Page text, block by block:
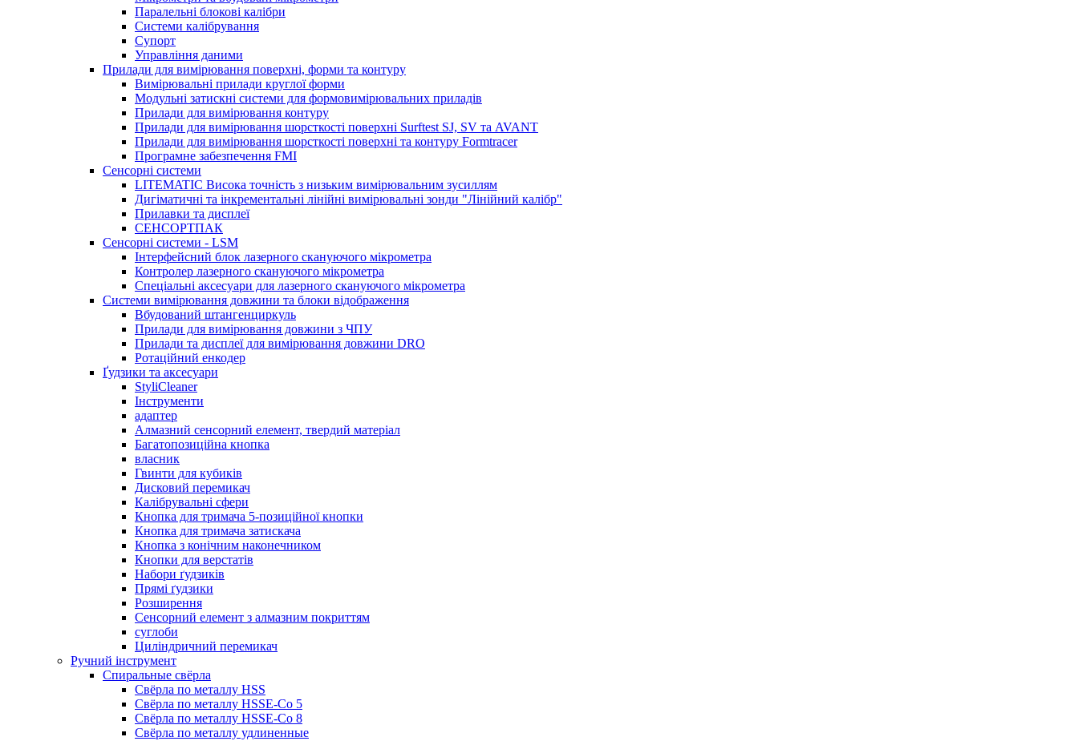
Паралельні блокові калібри
Системи калібрування
Супорт
Управління даними
Прилади для вимірювання поверхні, форми та контуру
Вимірювальні прилади круглої форми
Модульні затискні системи для формовимірювальних приладів
Прилади для вимірювання контуру
Прилади для вимірювання шорсткості поверхні Surftest SJ, SV та AVANT
Прилади для вимірювання шорсткості поверхні та контуру Formtracer
Програмне забезпечення FMI
Сенсорні системи
LITEMATIC Висока точність з низьким вимірювальним зусиллям
Дигіматичні та інкрементальні лінійні вимірювальні зонди "Лінійний калібр"
Прилавки та дисплеї
СЕНСОРТПАК
Сенсорні системи - LSM
Інтерфейсний блок лазерного скануючого мікрометра
Контролер лазерного скануючого мікрометра
Спеціальні аксесуари для лазерного скануючого мікрометра
Системи вимірювання довжини та блоки відображення
Вбудований штангенциркуль
Прилади для вимірювання довжини з ЧПУ
Прилади та дисплеї для вимірювання довжини DRO
Ротаційний енкодер
Ґудзики та аксесуари
StyliCleaner
Інструменти
адаптер
Алмазний сенсорний елемент, твердий матеріал
Багатопозиційна кнопка
власник
Гвинти для кубиків
Дисковий перемикач
Калібрувальні сфери
Кнопка для тримача 5-позиційної кнопки
Кнопка для тримача затискача
Кнопка з конічним наконечником
Кнопки для верстатів
Набори ґудзиків
Прямі ґудзики
Розширення
Сенсорний елемент з алмазним покриттям
суглоби
Циліндричний перемикач
Ручний інструмент
Спиральные свёрла
Свёрла по металлу HSS
Свёрла по металлу HSSE-Co 5
Свёрла по металлу HSSE-Co 8
Свёрла по металлу удлиненные